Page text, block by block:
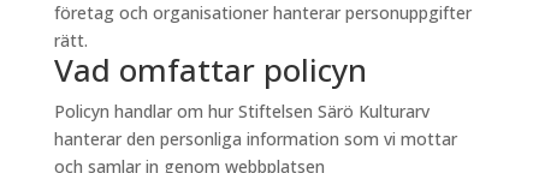
företag och organisationer hanterar personuppgifter
rätt.
Vad omfattar policyn
Policyn handlar om hur Stiftelsen Särö Kulturarv
hanterar den personliga information som vi mottar
och samlar in genom webbplatsen